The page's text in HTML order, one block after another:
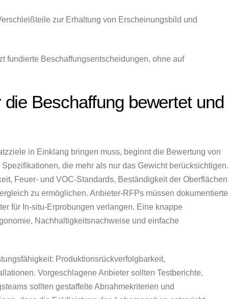
zur Erhaltung von Erscheinungsbild und
fundierte Beschaffungsentscheidungen, ohne auf
Beschaffung bewertet und
in Einklang bringen muss, beginnt die Bewertung von
die mehr als nur das Gewicht berücksichtigen.
Feuer- und VOC-Standards, Beständigkeit der Oberflächen
zu ermöglichen. Anbieter-RFPs müssen dokumentierte
für In-situ-Erprobungen verlangen. Eine knappe
Nachhaltigkeitsnachweise und einfache
Produktionsrückverfolgbarkeit,
Vorgeschlagene Anbieter sollten Testberichte,
sollten gestaffelte Abnahmekriterien und